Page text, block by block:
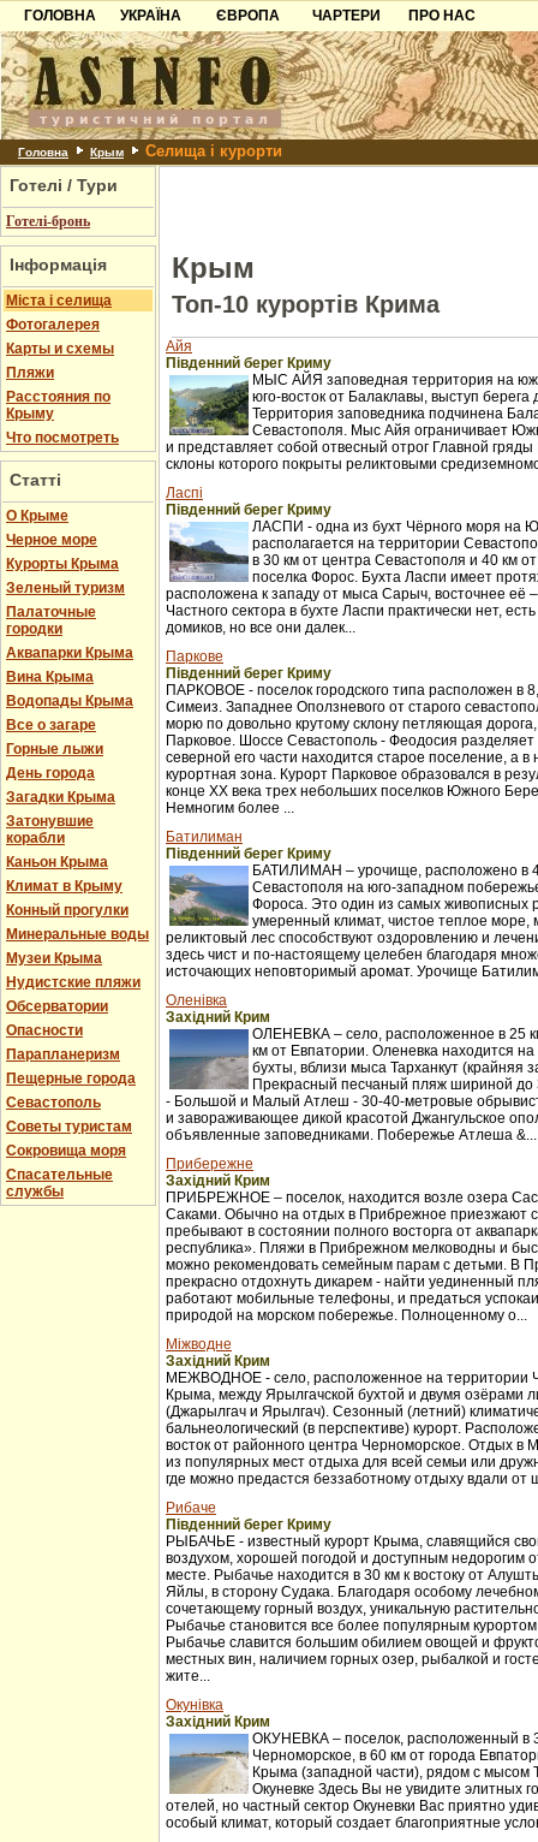
ГОЛОВНА
УКРАЇНА
Карпати
Азов
Причорноморря
Шацьк
ЄВРОПА
Чорногорія
Хорватія
Болгарія
Албанія
ЧАРТЕРИ
ПРО НАС
Контакти
Партнерам
Додати готель
Головна Крым Селища і курорти
Готелі / Тури
Готелі-бронь
Інформація
Міста і селища
Фотогалерея
Карты и схемы
Пляжи
Расстояния по
Крыму
Что посмотреть
Статті
О Крыме
Черное море
Курорты Крыма
Зеленый туризм
Палаточные
городки
Аквапарки Крыма
Вина Крыма
Водопады Крыма
Все о загаре
Горные лыжи
День города
Загадки Крыма
Затонувшие
корабли
Каньон Крыма
Климат в Крыму
Конный прогулки
Минеральные воды
Музеи Крыма
Нудистские пляжи
Обсерватории
Опасности
Парапланеризм
Пещерные города
Севастополь
Советы туристам
Сокровища моря
Спасательные
службы
Крым
Топ-10 курортів Крима
Айя
Південний берег Криму
МЫС АЙЯ заповедная территория на
юго-восток от Балаклавы, выступ
Территория заповедника подчинена
Севастополя. Мыс Айя ограничивает
и представляет собой отвесный отрог Главной
склоны которого покрыты реликтовыми
Ласпі
Південний берег Криму
ЛАСПИ - одна из бухт Чёрного моря на
располагается на территории
в 30 км от центра Севастополя и 40 км
поселка Форос. Бухта Ласпи имеет
расположена к западу от мыса Сарыч, восточнее её
Частного сектора в бухте Ласпи практически нет,
домиков, но все они далек...
Паркове
Південний берег Криму
ПАРКОВОЕ - поселок городского типа расположен в
Симеиз. Западнее Оползневого от старого
морю по довольно крутому склону петляющая
Парковое. Шоссе Севастополь - Феодосия разделяет
северной его части находится старое поселение, а
курортная зона. Курорт Парковое образовался в
конце XX века трех небольших поселков Южного
Немногим более ...
Батилиман
Південний берег Криму
БАТИЛИМАН – урочище, расположено в
Севастополя на юго-западном
Фороса. Это один из самых живописных
умеренный климат, чистое теплое
реликтовый лес способствуют оздоровлению и
здесь чист и по-настоящему целебен благодаря
источающих неповторимый аромат. Урочище
Оленівка
Західний Крим
ОЛЕНЕВКА – село, расположенное в 25
км от Евпатории. Оленевка находится
бухты, вблизи мыса Тарханкут (крайняя
Прекрасный песчаный пляж шириной до
- Большой и Малый Атлеш - 30-40-метровые
и завораживающее дикой красотой Джангульское
объявленные заповедниками. Побережье Атлеша &...
Прибережне
Західний Крим
ПРИБРЕЖНОЕ – поселок, находится возле озера
Саками. Обычно на отдых в Прибрежное приезжают
пребывают в состоянии полного восторга от
республика». Пляжи в Прибрежном мелководны и
можно рекомендовать семейным парам с детьми. В
прекрасно отдохнуть дикарем - найти уединенный
работают мобильные телефоны, и предаться
природой на морском побережье. Полноценному о...
Міжводне
Західний Крим
МЕЖВОДНОЕ - село, расположенное на территории
Крыма, между Ярылгачской бухтой и двумя озёрами
(Джарылгач и Ярылгач). Сезонный (летний)
бальнеологический (в перспективе) курорт.
восток от районного центра Черноморское. Отдых в
из популярных мест отдыха для всей семьи или
где можно предастся беззаботному отдыху вдали от
Рибаче
Південний берег Криму
РЫБАЧЬЕ - известный курорт Крыма, славящийся
воздухом, хорошей погодой и доступным недорогим
месте. Рыбачье находится в 30 км к востоку от
Яйлы, в сторону Судака. Благодаря особому
сочетающему горный воздух, уникальную
Рыбачье становится все более популярным
Рыбачье славится большим обилием овощей и
местных вин, наличием горных озер, рыбалкой и
жите...
Окунівка
Західний Крим
ОКУНЕВКА – поселок, расположенный в
Черноморское, в 60 км от города
Крыма (западной части), рядом с мысом
Окуневке Здесь Вы не увидите элитных
отелей, но частный сектор Окуневки Вас приятно
особый климат, который создает благоприятные